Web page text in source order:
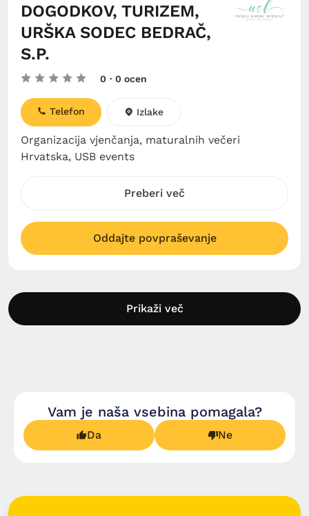
DOGODKOV, TURIZEM,
URŠKA SODEC BEDRAČ,
S.P.
0 · 0 ocen
Organizacija vjenčanja, maturalnih večeri
Hrvatska, USB events
Telefon Izlake
Preberi več
Oddajte povpraševanje
Prikaži več
Vam je naša vsebina pomagala?
Da Ne